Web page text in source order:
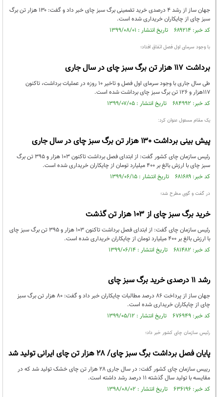
جهان ساز از رشد ۴ درصدی خرید تضمینی برگ سبز چای خبر داد و گفت: ۱۳۰ هزار تن برگ
سبز چای از چایکاران خریداری شده است.
کد خبر: ۶۸۹۲۱۴ تاریخ انتشار : ۱۳۹۹/۰۸/۰۱
با وجود سرمای اول فصل اتفاق افتاد؛
برداشت ۱۱۷ هزار تن برگ سبز چای در سال جاری
طی سال جاری با وجود سرمای اول فصل و تاخیر ۱۰ روزه در عملیات برداشت، تاکنون
۱۱۷هزار و ۱۲۶ تن برگ سبز چای برداشت شده است.
کد خبر: ۶۸۴۹۹۲ تاریخ انتشار : ۱۳۹۹/۰۷/۰۵
یک مقام مسئول عنوان کرد:
پیش بینی برداشت ۱۳۰ هزار تن برگ سبز چای در سال جاری
رئیس سازمان چای کشور گفت: از ابتدای فصل برداشت تاکنون ۱۰۳ هزار و ۳۹۵ تن برگ
سبز چای با ارزش بالغ بر ۴۰۰ میلیارد تومان از چایکاران خریداری شده است.
کد خبر: ۶۸۱۶۸۹ تاریخ انتشار : ۱۳۹۹/۰۶/۱۵
در گفت و گوی مطرح شد؛
خرید برگ سبز چای از ۱۰۳ هزار تن گذشت
رئیس سازمان چای گفت: از ابتدای فصل برداشت تاکنون ۱۰۳ هزار و ۳۹۵ تن برگ سبز چای
با ارزش بالغ بر ۴۰۰ میلیارد تومان از چایکاران خریداری شده است.
کد خبر: ۶۸۱۴۸۲ تاریخ انتشار : ۱۳۹۹/۰۶/۱۴
رشد ۱۱ درصدی خرید برگ سبز چای
جهان ساز از پرداخت ۸۶ درصد مطالبات چایکاران خبر داد و گفت: ۸۰ هزار تن برگ سبز
چای از چایکاران خریداری شده است.
کد خبر: ۶۷۶۹۴۹ تاریخ انتشار : ۱۳۹۹/۰۵/۱۲
رئیس سازمان چای کشور خبر داد؛
پایان فصل برداشت برگ سبز چای/ ۲۸ هزار تن چای ایرانی تولید شد
رییس سازمان چای کشور گفت: در سال جاری ۲۸ هزار تن چای خشک تولید شد که در
مقایسه با تولید سال گذشته ۱۱ درصد رشد داشته است.
کد خبر: ۶۳۶۱۹۶ تاریخ انتشار : ۱۳۹۸/۰۸/۰۲